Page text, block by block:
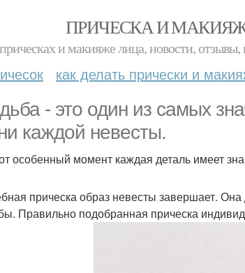
ПРИЧЕСКА И
и макияже лица, новости,
как делать прически и
- это один из самых
каждой невесты.
особенный момент каждая деталь имеет
прическа образ невесты завершает.
Правильно подобранная прическа